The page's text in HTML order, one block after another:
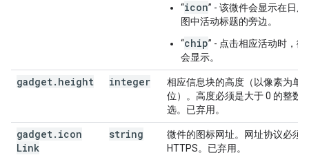
“icon” - 该微件会显示在日历
图中活动标题的旁边。
“chip” - 点击相应活动时，微
会显示。
gadget. height integer
相应信息块的高度（以像素为单
位）。高度必须是大于 0 的整数
选。已弃用。
gadget. icon
Link
string
微件的图标网址。网址协议必须
HTTPS。已弃用。